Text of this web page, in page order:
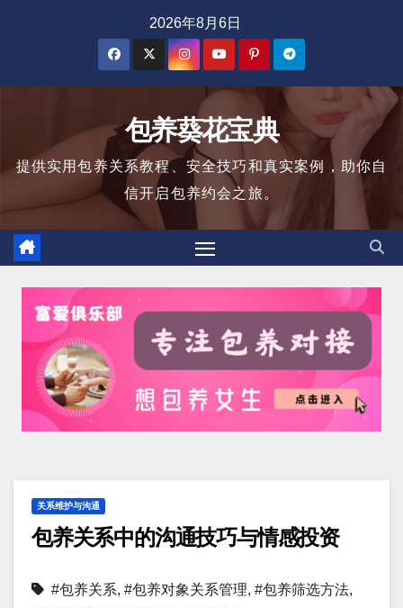
2026年8月6日
包养葵花宝典
提供实用包养关系教程、安全技巧和真实案例，助你自
信开启包养约会之旅。
关系维护与沟通
包养关系中的沟通技巧与情感投资
#包养关系, #包养对象关系管理, #包养筛选方法,